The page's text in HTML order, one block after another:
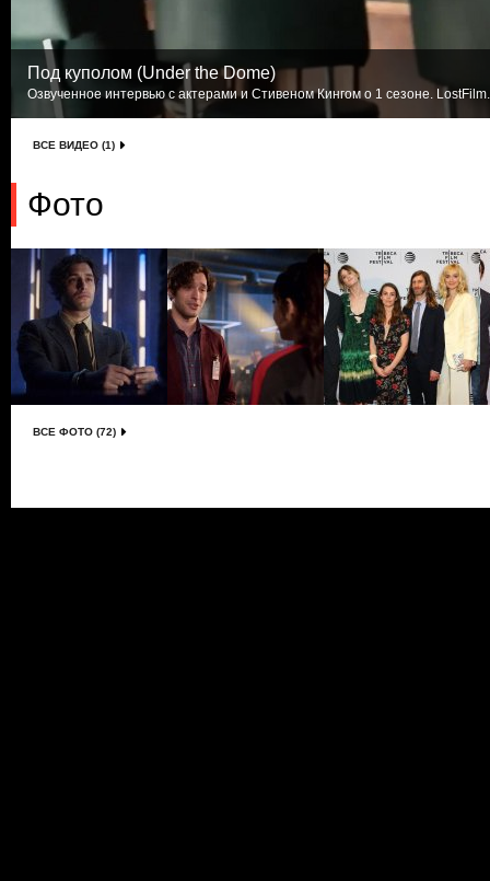
Под куполом (Under the Dome)
Озвученное интервью с актерами и Стивеном Кингом о 1 сезоне.
ВСЕ ВИДЕО (1)
Фото
ВСЕ ФОТО (72)